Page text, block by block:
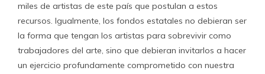
miles de artistas de este país que postulan a estos
recursos. Igualmente, los fondos estatales no debieran ser
la forma que tengan los artistas para sobrevivir como
trabajadores del arte, sino que debieran invitarlos a hacer
un ejercicio profundamente comprometido con nuestra